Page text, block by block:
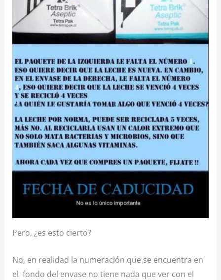
Pero, ¿es esto cierto?
No, en realidad la numeración que se encuentra en
el fondo del envase no tiene nada que ver con el